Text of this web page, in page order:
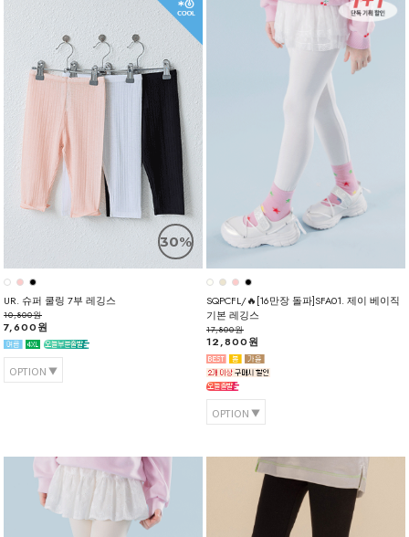
30%
UR. 슈퍼 쿨링 7부 레깅스
10,800원
7,600원
OPTION
SQPCFL/🔥[16만장 돌파]SFA01. 제이 베이직
기본 레깅스
17,800원
12,800원
OPTION